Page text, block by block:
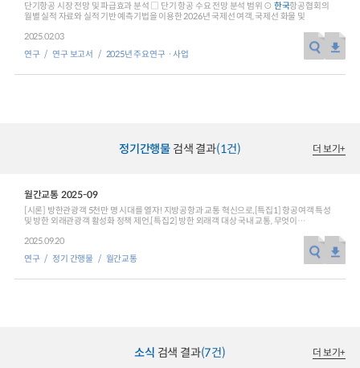
단기항공 시장 전망 및 파급효과 분석 □ 단기 항공 수요 전망 분석 범위 ⊙ 한국항공협회의
월별 실적 자료와 실적 기반 예측기법을 이용한 2026년 국제선 여객, 국제선 화물 및
2025.02.03
연구
연구 보고서 2025년 주요연구ㆍ사업
정기간행물 검색 결과(1건) 더 보기+
월간교통 2025-09
[시론] 방한관광객 5천만 명 시대를 열자! 지방공항과 교통 혁신으로,[특집1] 항공여객 특성
및 방한 외래관광객 활성화 정책 제언,[특집2] 방한 외래객 대상 국내 교통, 무엇이
[특집4] 관광 DRT의 현황과 활성화를 위한 제언,[KOTI가 만난 사람] 김세원
한국문화관광연구원 원장,[교통 Job World] 수많은 사람의 일상과 발걸음을 책임지는
매력적인 직업 ‘철도기관사’,[사진으로 본 교통] 제31회 ITS 세계총회와 웨이모의 로보택시
2025.09.20
연구
정기 간행물 월간교통
소식 검색 결과(7건) 더 보기+
2024년 국가교통조사 및 분석
요약보고서
전국여객OD 여객통행량
통행발생모형
수단분담모형
여객OD현행화
2024 생활물류 서비스 보
배달대행
퀵서비
소화물배송대행